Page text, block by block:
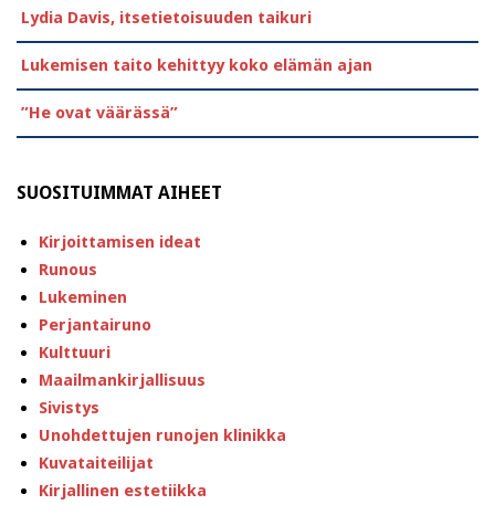
Lydia Davis, itsetietoisuuden taikuri
Lukemisen taito kehittyy koko elämän ajan
”He ovat väärässä”
SUOSITUIMMAT AIHEET
Kirjoittamisen ideat
Runous
Lukeminen
Perjantairuno
Kulttuuri
Maailmankirjallisuus
Sivistys
Unohdettujen runojen klinikka
Kuvataiteilijat
Kirjallinen estetiikka